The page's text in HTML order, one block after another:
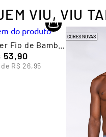
VIU, VIU
Fio de Bambu
Lupo
53,90
R$ 26,95
CORES NOVAS